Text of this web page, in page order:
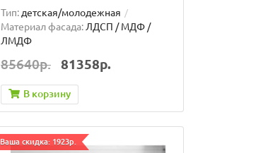
Тип: детская/молодежная
Материал фасада: ЛДСП / МДФ /
ЛМДФ
85640р. 81358р.
В корзину
Ваша скидка: 1923р.